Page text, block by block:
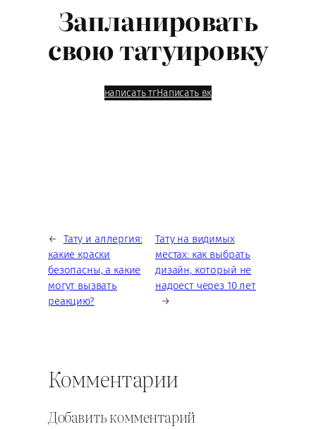
Запланировать
свою татуировку
написать тгНаписать вк
← Тату и аллергия:
какие краски
безопасны, а какие
могут вызвать
реакцию?
Тату на видимых
местах: как выбрать
дизайн, который не
надоест через 10 лет
→
Комментарии
Добавить комментарий